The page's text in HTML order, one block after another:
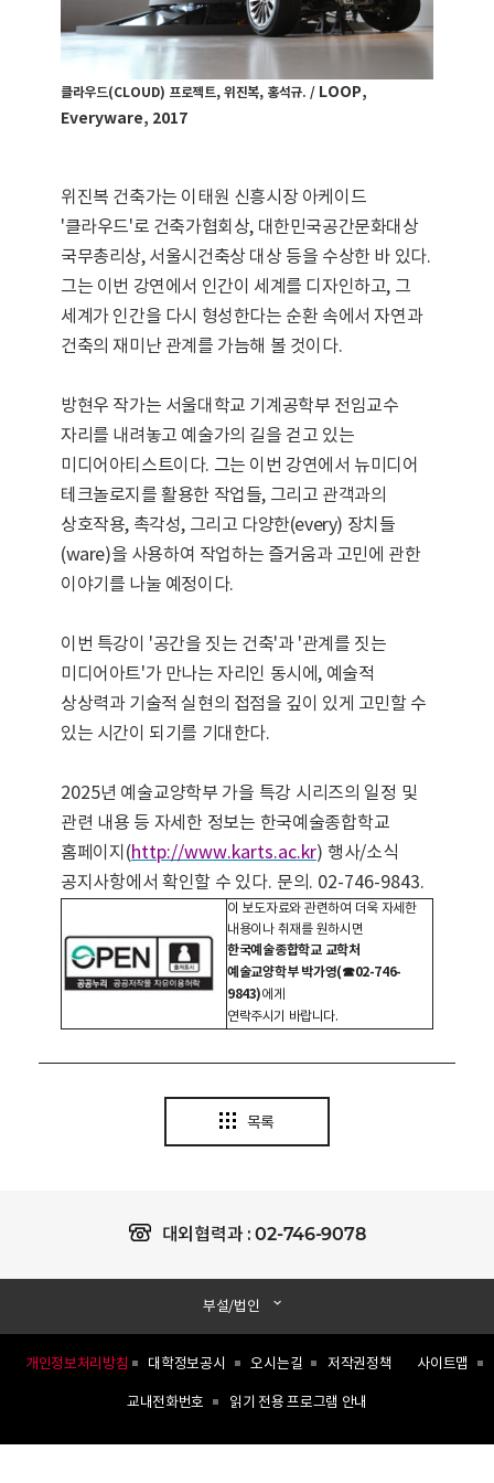
클라우드(CLOUD) 프로젝트, 위진복, 홍석규. / LOOP,
Everyware, 2017
위진복 건축가는 이태원 신흥시장 아케이드
'클라우드'로 건축가협회상, 대한민국공간문화대상
국무총리상, 서울시건축상 대상 등을 수상한 바 있다.
그는 이번 강연에서 인간이 세계를 디자인하고, 그
세계가 인간을 다시 형성한다는 순환 속에서 자연과
건축의 재미난 관계를 가늠해 볼 것이다.
방현우 작가는 서울대학교 기계공학부 전임교수
자리를 내려놓고 예술가의 길을 걷고 있는
미디어아티스트이다. 그는 이번 강연에서 뉴미디어
테크놀로지를 활용한 작업들, 그리고 관객과의
상호작용, 촉각성, 그리고 다양한(every) 장치들
(ware)을 사용하여 작업하는 즐거움과 고민에 관한
이야기를 나눌 예정이다.
이번 특강이 '공간을 짓는 건축'과 '관계를 짓는
미디어아트'가 만나는 자리인 동시에 , 예술적
상상력과 기술적 실현의 접점을 깊이 있게 고민할 수
있는 시간이 되기를 기대한다.
2025년 예술교양학부 가을 특강 시리즈의 일정 및
관련 내용 등 자세한 정보는 한국예술종합학교
홈페이지 (http://www.karts.ac.kr) 행사/소식
공지사항에서 확인할 수 있다. 문의 . 02-746-9843.
이 보도자료와 관련하여 더욱 자세한
내용이나 취재를 원하시면
한국예술종합학교 교학처
예술교양학부 박가영(☎02-746-
9843)에게
연락주시기 바랍니다.
목록
대외협력과 :02-746-9078
개인정보처리방침 대학정보공시 오시는길 저작권정책 사이트맵
교내전화번호 읽기 전용 프로그램 안내
부설/법인